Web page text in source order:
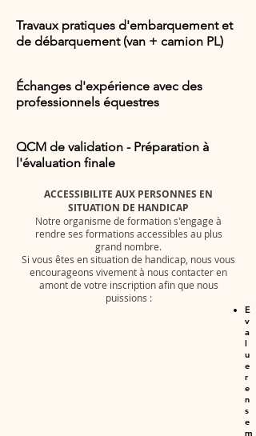
Travaux pratiques d'embarquement et
de débarquement (van + camion PL)
Échanges d'expérience avec des
professionnels équestres
QCM de validation - Préparation à
l'évaluation finale
ACCESSIBILITE AUX PERSONNES EN
SITUATION DE HANDICAP
Notre organisme de formation s'engage à
rendre ses formations accessibles au plus
grand nombre.
Si vous êtes en situation de handicap, nous vous
encourageons vivement à nous contacter en
amont de votre inscription afin que nous
puissions :
E
v
a
l
u
e
r
e
n
s
e
m